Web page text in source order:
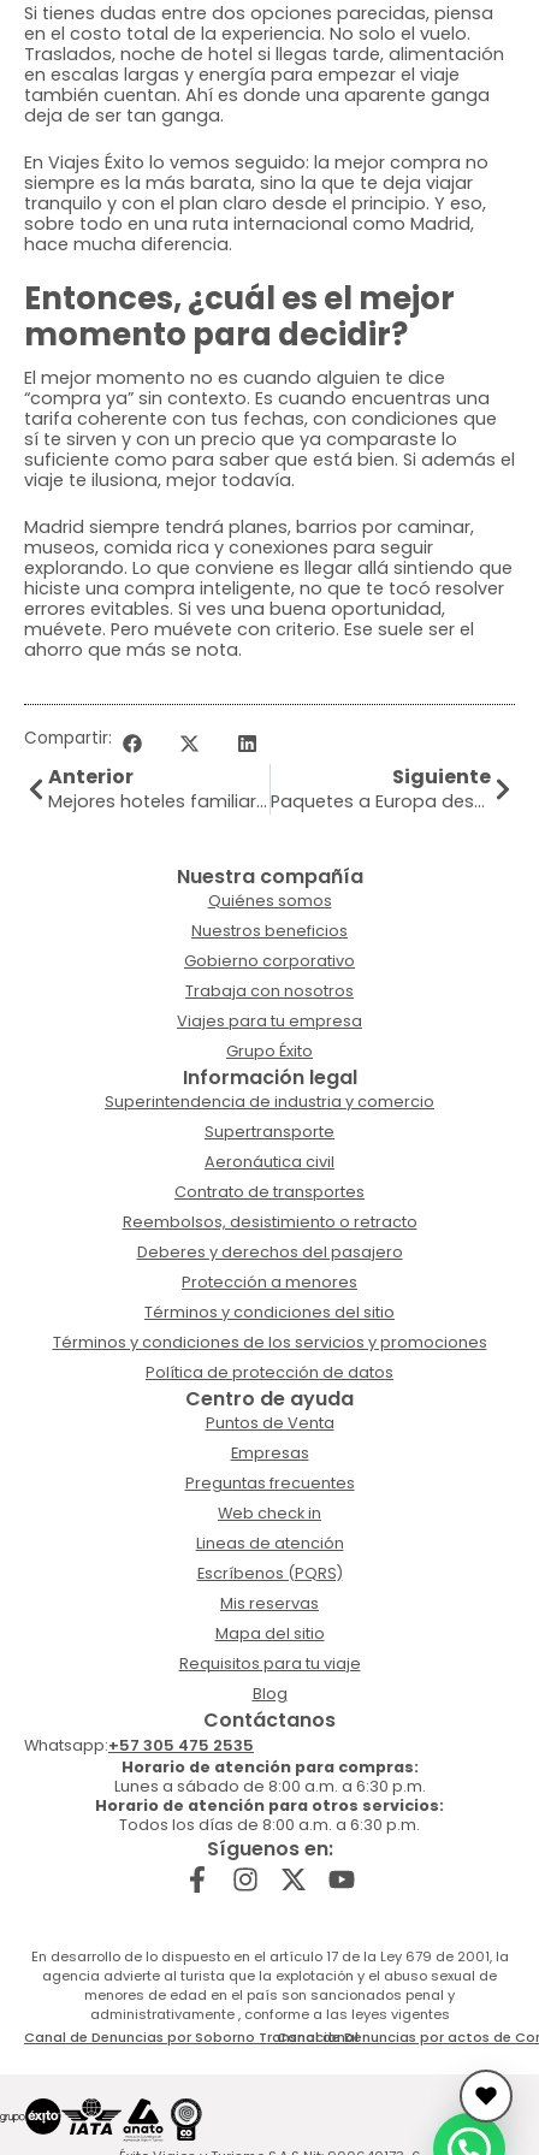
Si tienes dudas entre dos opciones parecidas, piensa
en el costo total de la experiencia. No solo el vuelo.
Traslados, noche de hotel si llegas tarde, alimentación
en escalas largas y energía para empezar el viaje
también cuentan. Ahí es donde una aparente ganga
deja de ser tan ganga.
En Viajes Éxito lo vemos seguido: la mejor compra no
siempre es la más barata, sino la que te deja viajar
tranquilo y con el plan claro desde el principio. Y eso,
sobre todo en una ruta internacional como Madrid,
hace mucha diferencia.
Entonces, ¿cuál es el mejor
momento para decidir?
El mejor momento no es cuando alguien te dice
“compra ya” sin contexto. Es cuando encuentras una
tarifa coherente con tus fechas, con condiciones que
sí te sirven y con un precio que ya comparaste lo
suficiente como para saber que está bien. Si además el
viaje te ilusiona, mejor todavía.
Madrid siempre tendrá planes, barrios por caminar,
museos, comida rica y conexiones para seguir
explorando. Lo que conviene es llegar allá sintiendo que
hiciste una compra inteligente, no que te tocó resolver
errores evitables. Si ves una buena oportunidad,
muévete. Pero muévete con criterio. Ese suele ser el
ahorro que más se nota.
Compartir:
Anterior
Mejores hoteles familiares en San Andrés
Siguiente
Paquetes a Europa desde Colombia: qué mirar
Nuestra compañía
Quiénes somos
Nuestros beneficios
Gobierno corporativo
Trabaja con nosotros
Viajes para tu empresa
Grupo Éxito
Información legal
Superintendencia de industria y comercio
Supertransporte
Aeronáutica civil
Contrato de transportes
Reembolsos, desistimiento o retracto
Deberes y derechos del pasajero
Protección a menores
Términos y condiciones del sitio
Términos y condiciones de los servicios y promociones
Política de protección de datos
Centro de ayuda
Puntos de Venta
Empresas
Preguntas frecuentes
Web check in
Lineas de atención
Escríbenos (PQRS)
Mis reservas
Mapa del sitio
Requisitos para tu viaje
Blog
Contáctanos
Whatsapp:+57 305 475 2535
Horario de atención para compras:
Lunes a sábado de 8:00 a.m. a 6:30 p.m.
Horario de atención para otros servicios:
Todos los días de 8:00 a.m. a 6:30 p.m.
Síguenos en:
En desarrollo de lo dispuesto en el artículo 17 de la Ley 679 de 2001, la
agencia advierte al turista que la explotación y el abuso sexual de
menores de edad en el país son sancionados penal y
administrativamente , conforme a las leyes vigentes
Canal de Denuncias por Soborno TransnacionalCanal de Denuncias por actos de